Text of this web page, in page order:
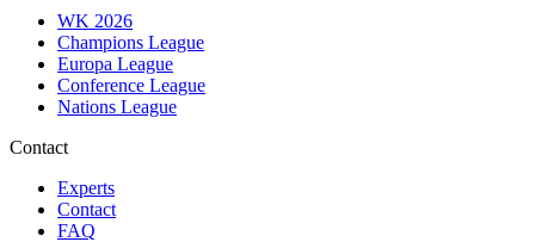
WK 2026
Champions League
Europa League
Conference League
Nations League
Contact
Experts
Contact
FAQ